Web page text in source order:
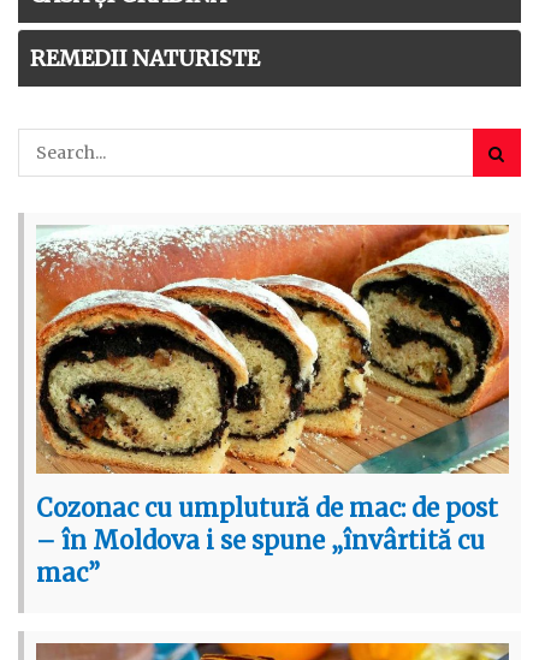
REMEDII NATURISTE
Cozonac cu umplutură de mac: de post
– în Moldova i se spune „învârtită cu
mac”